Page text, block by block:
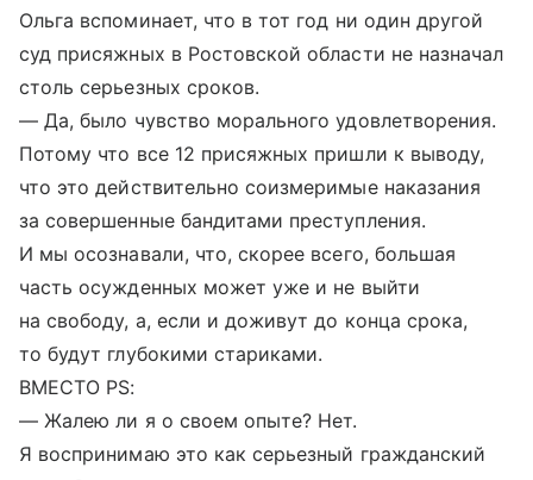
Ольга вспоминает, что в тот год ни один другой
суд присяжных в Ростовской области не назначал
столь серьезных сроков.
— Да, было чувство морального удовлетворения.
Потому что все 12 присяжных пришли к выводу,
что это действительно соизмеримые наказания
за совершенные бандитами преступления.
И мы осознавали, что, скорее всего, большая
часть осужденных может уже и не выйти
на свободу, а, если и доживут до конца срока,
то будут глубокими стариками.
ВМЕСТО PS:
— Жалею ли я о своем опыте? Нет.
Я воспринимаю это как серьезный гражданский